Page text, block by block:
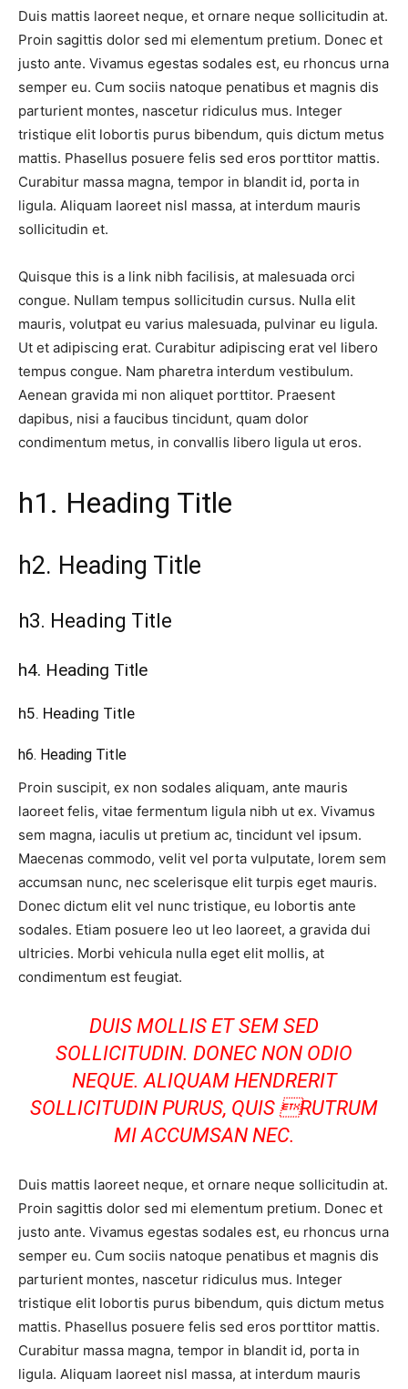
Duis mattis laoreet neque, et ornare neque sollicitudin at.
Proin sagittis dolor sed mi elementum pretium. Donec et
justo ante. Vivamus egestas sodales est, eu rhoncus urna
semper eu. Cum sociis natoque penatibus et magnis dis
parturient montes, nascetur ridiculus mus. Integer
tristique elit lobortis purus bibendum, quis dictum metus
mattis. Phasellus posuere felis sed eros porttitor mattis.
Curabitur massa magna, tempor in blandit id, porta in
ligula. Aliquam laoreet nisl massa, at interdum mauris
sollicitudin et.
Quisque this is a link nibh facilisis, at malesuada orci
congue. Nullam tempus sollicitudin cursus. Nulla elit
mauris, volutpat eu varius malesuada, pulvinar eu ligula.
Ut et adipiscing erat. Curabitur adipiscing erat vel libero
tempus congue. Nam pharetra interdum vestibulum.
Aenean gravida mi non aliquet porttitor. Praesent
dapibus, nisi a faucibus tincidunt, quam dolor
condimentum metus, in convallis libero ligula ut eros.
h1. Heading Title
h2. Heading Title
h3. Heading Title
h4. Heading Title
h5. Heading Title
h6. Heading Title
Proin suscipit, ex non sodales aliquam, ante mauris
laoreet felis, vitae fermentum ligula nibh ut ex. Vivamus
sem magna, iaculis ut pretium ac, tincidunt vel ipsum.
Maecenas commodo, velit vel porta vulputate, lorem sem
accumsan nunc, nec scelerisque elit turpis eget mauris.
Donec dictum elit vel nunc tristique, eu lobortis ante
sodales. Etiam posuere leo ut leo laoreet, a gravida dui
ultricies. Morbi vehicula nulla eget elit mollis, at
condimentum est feugiat.
DUIS MOLLIS ET SEM SED
SOLLICITUDIN. DONEC NON ODIO
NEQUE. ALIQUAM HENDRERIT
SOLLICITUDIN PURUS, QUIS RUTRUM
MI ACCUMSAN NEC.
Duis mattis laoreet neque, et ornare neque sollicitudin at.
Proin sagittis dolor sed mi elementum pretium. Donec et
justo ante. Vivamus egestas sodales est, eu rhoncus urna
semper eu. Cum sociis natoque penatibus et magnis dis
parturient montes, nascetur ridiculus mus. Integer
tristique elit lobortis purus bibendum, quis dictum metus
mattis. Phasellus posuere felis sed eros porttitor mattis.
Curabitur massa magna, tempor in blandit id, porta in
ligula. Aliquam laoreet nisl massa, at interdum mauris